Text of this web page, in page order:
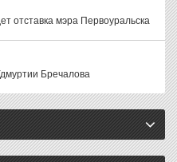
отставка мэра Первоуральска
Бречалова